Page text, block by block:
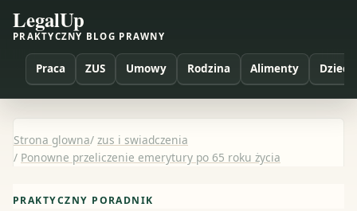
LegalUp
PRAKTYCZNY BLOG PRAWNY
Praca ZUS Umowy Rodzina Alimenty Dzieci
Strona glowna/ zus i swiadczenia
/ Ponowne przeliczenie emerytury po 65 roku życia
PRAKTYCZNY PORADNIK